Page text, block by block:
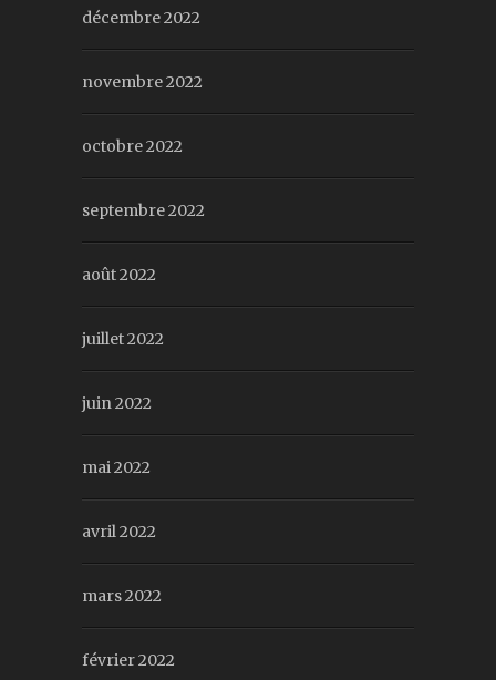
décembre 2022
novembre 2022
octobre 2022
septembre 2022
août 2022
juillet 2022
juin 2022
mai 2022
avril 2022
mars 2022
février 2022